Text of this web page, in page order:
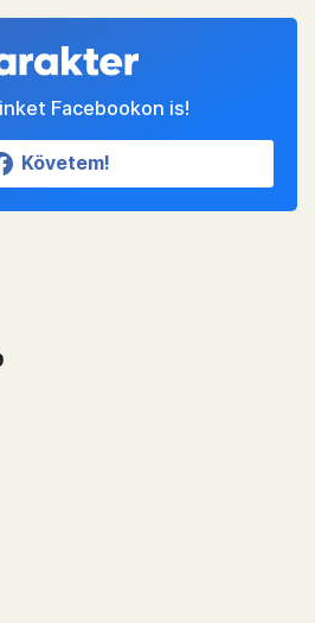
Facebookon is!
Követem!